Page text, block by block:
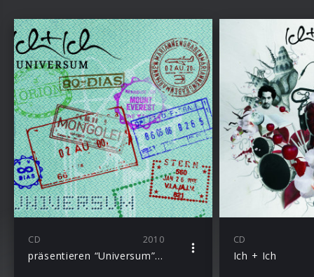
CD 2010
präsentieren “Universum” als neue Single-Version mit 2 neuen Songs “Gib Was Ab” und “Zeichen”
CD
Ich + Ich